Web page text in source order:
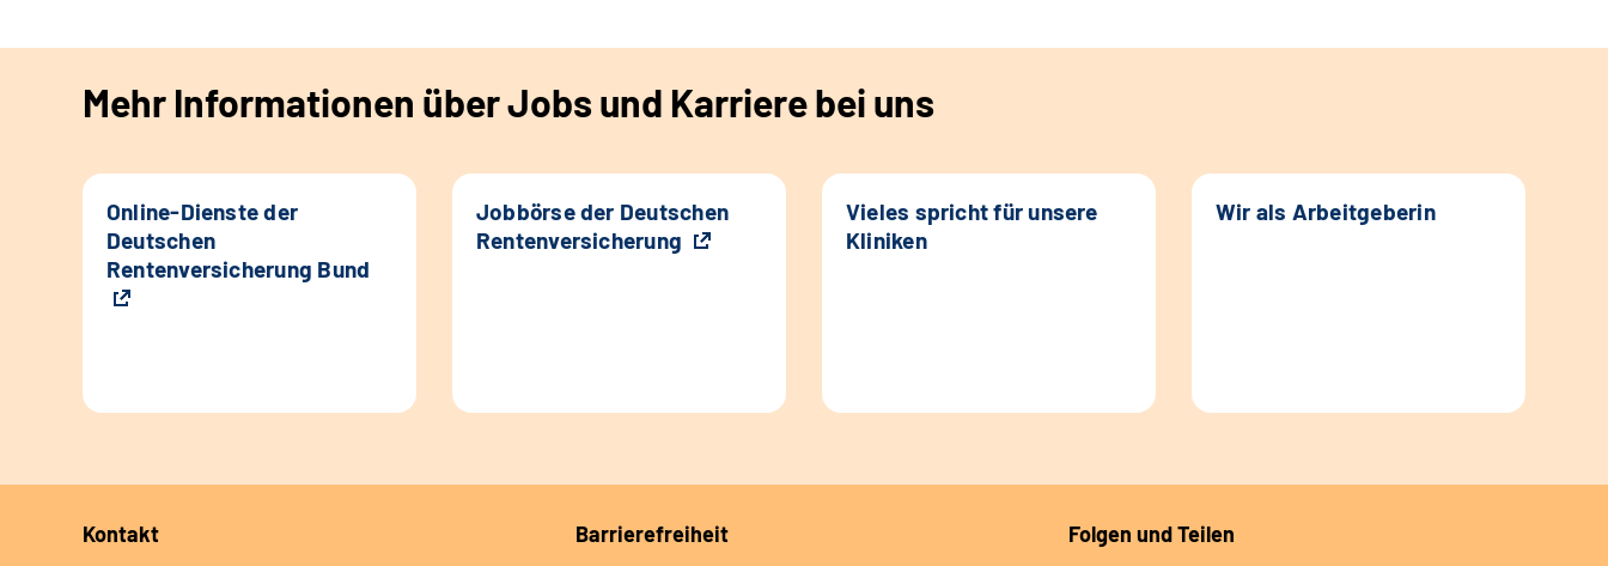
Mehr Informationen über Jobs und Karriere bei uns
Online-Dienste der
Deutschen
Rentenversicherung Bund
Jobbörse der Deutschen
Rentenversicherung
Vieles spricht für unsere
Kliniken
Wir als Arbeitgeberin
Kontakt
Barrierefreiheit
Folgen und Teilen